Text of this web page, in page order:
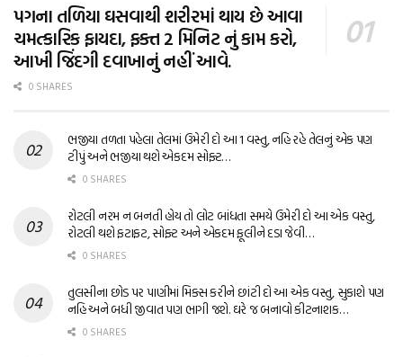
પગના તળિયા ઘસવાથી શરીરમાં થાય છે આવા
ચમત્કારિક ફાયદા, ફક્ત 2 મિનિટ નું કામ કરો,
આખી જિંદગી દવાખાનું નહીં આવે.
0 SHARES
ભજીયા તળતા પહેલા તેલમાં ઉમેરી દો આ 1 વસ્તુ, નહિ રહે તેલનું એક પણ
ટીપું અને ભજીયા થશે એકદમ સોફ્ટ…
0 SHARES
રોટલી નરમ ન બનતી હોય તો લોટ બાંધતા સમયે ઉમેરી દો આ એક વસ્તુ,
રોટલી થશે ફટાફટ, સોફ્ટ અને એકદમ ફૂલીને દડા જેવી…
0 SHARES
તુલસીના છોડ પર પાણીમાં મિક્સ કરીને છાંટી દો આ એક વસ્તુ, સુકાશે પણ
નહિ અને બધી જીવાત પણ ભાગી જશે. ઘરે જ બનાવો કીટનાશક…
0 SHARES